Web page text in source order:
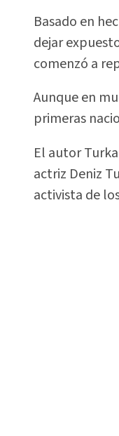
Basado en
dejar
comenzó a
Aunque en
primeras
El autor
actriz Deniz
activista de